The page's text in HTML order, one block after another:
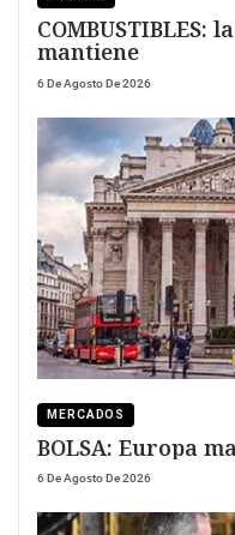
COMBUSTIBLES:
mantiene
6 De Agosto De 2026
MERCADOS
BOLSA: Europa
6 De Agosto De 2026